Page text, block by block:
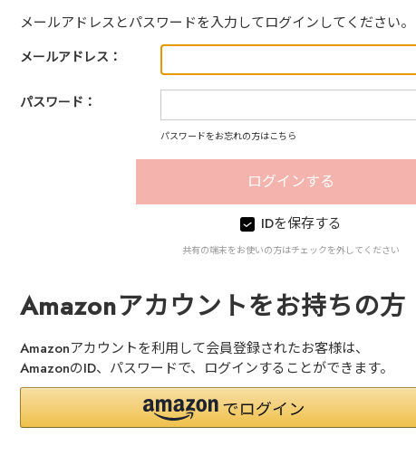
メールアドレスとパスワードを入力してログインしてください。
メールアドレス：
パスワード：
パスワードをお忘れの方はこちら
IDを保存する
共有の端末をお使いの方はチェックを外してください
Amazonアカウントをお持ちの方
Amazonアカウントを利用して会員登録されたお客様は、
AmazonのID、パスワードで、ログインすることができます。